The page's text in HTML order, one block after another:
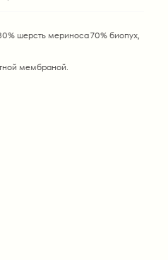
шерсть мериноса 70% биопух,
мембраной.